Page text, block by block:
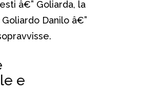
â€” Goliarda, la
Danilo â€”
e